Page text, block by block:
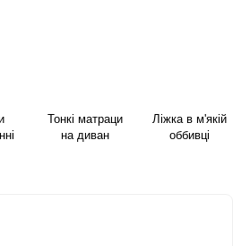
Тонкі матраци
на диван
Ліжка в м'якій
оббивці